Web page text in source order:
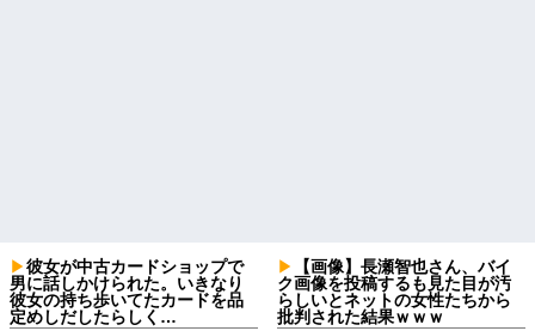
彼女が中古カードショップで
男に話しかけられた。いきなり
彼女の持ち歩いてたカードを品
定めしだしたらしく…
【画像】長瀬智也さん、バイ
ク画像を投稿するも見た目が汚
らしいとネットの女性たちから
批判された結果ｗｗｗ